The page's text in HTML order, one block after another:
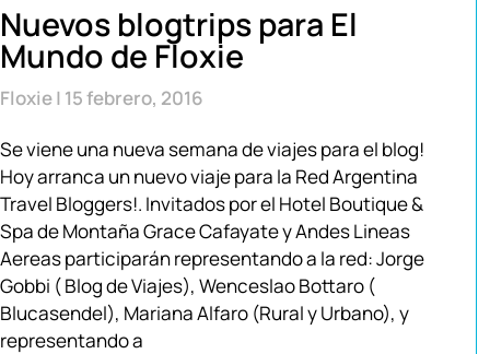
Nuevos blogtrips para El
Mundo de Floxie
Floxie 15 febrero, 2016
Se viene una nueva semana de viajes para el blog!
Hoy arranca un nuevo viaje para la Red Argentina
Travel Bloggers!. Invitados por el Hotel Boutique &
Spa de Montaña Grace Cafayate y Andes Lineas
Aereas participarán representando a la red: Jorge
Gobbi ( Blog de Viajes), Wenceslao Bottaro (
Blucasendel), Mariana Alfaro (Rural y Urbano), y
representando a